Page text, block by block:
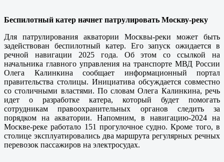
Беспилотный катер начнет патрулировать Москву-реку
Для патрулирования акватории Москвы-реки может быть
задействован беспилотный катер. Его запуск ожидается в
речной навигации 2025 года. Об этом со ссылкой на
начальника главного управления на транспорте МВД России
Олега Калинкина сообщает информационный портал
правительства столицы. Инициатива обсуждается совместно
со столичными властями. По словам Олега Калинкина, речь
идет о разработке катера, который будет помогать
сотрудникам правоохранительных органов следить за
порядком на акватории. Напомним, в навигацию-2024 на
Москве-реке работало 151 прогулочное судно. Кроме того, в
столице эксплуатировались два маршрута регулярных речных
перевозок пассажиров на электросудах.